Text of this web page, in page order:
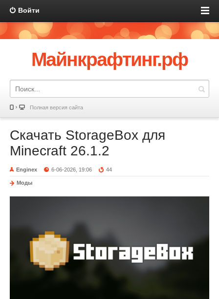
Войти
Майнкрафтинг.рф
Полная версия сайта
Скачать StorageBox для
Minecraft 26.1.2
Enginex 6-06-2026, 19:06 44
Моды